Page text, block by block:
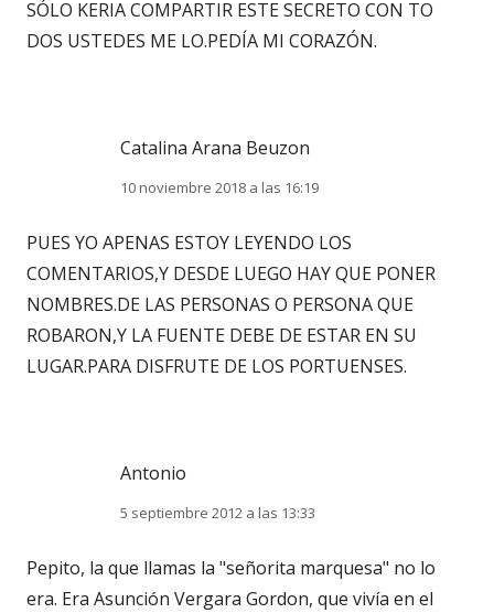
SÓLO KERIA COMPARTIR ESTE SECRETO CON TO
DOS USTEDES ME LO.PEDÍA MI CORAZÓN.
Catalina Arana Beuzon
10 noviembre 2018 a las 16:19
PUES YO APENAS ESTOY LEYENDO LOS
COMENTARIOS,Y DESDE LUEGO HAY QUE PONER
NOMBRES.DE LAS PERSONAS O PERSONA QUE
ROBARON,Y LA FUENTE DEBE DE ESTAR EN SU
LUGAR.PARA DISFRUTE DE LOS PORTUENSES.
Antonio
5 septiembre 2012 a las 13:33
Pepito, la que llamas la "señorita marquesa" no lo
era. Era Asunción Vergara Gordon, que vivía en el